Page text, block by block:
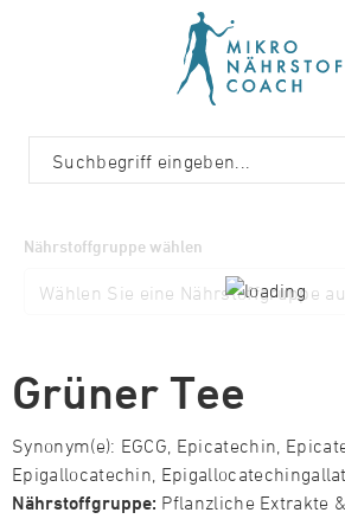
Grüner Tee
Synonym(e): EGCG, Epicatechin,
Epigallocatechin,
Nährstoffgruppe: Pflanzliche Extrakte
Nährstoffgruppe wählen